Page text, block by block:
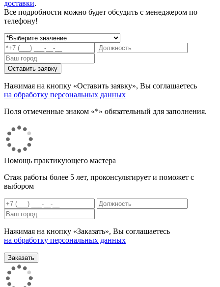
доставки.
Все подробности можно будет обсудить с менеджером по
телефону!
Нажимая на кнопку «Оставить заявку», Вы соглашаетесь
на обработку персональных данных
Поля отмеченные знаком «*» обязательный для заполнения.
Помощь практикующего мастера
Стаж работы более 5 лет, проконсультирует и поможет с
выбором
Нажимая на кнопку «Заказать», Вы соглашаетесь
на обработку персональных данных